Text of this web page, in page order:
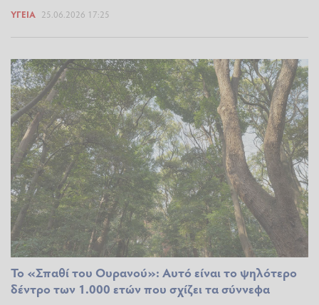
ΥΓΕΊΑ 25.06.2026 17:25
Το «Σπαθί του Ουρανού»: Αυτό είναι το ψηλότερο
δέντρο των 1.000 ετών που σχίζει τα σύννεφα